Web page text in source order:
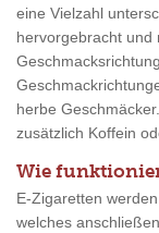
eine Vielzahl
hervorgebracht und
herbe
zusätzlich Koffein
Wie
E-Zigaretten
welches